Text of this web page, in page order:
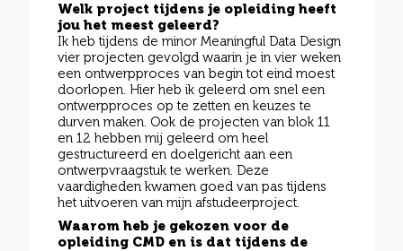
Welk project tijdens je opleiding heeft
jou het meest geleerd?
Ik heb tijdens de minor Meaningful Data Design
vier projecten gevolgd waarin je in vier weken
een ontwerpproces van begin tot eind moest
doorlopen. Hier heb ik geleerd om snel een
ontwerpproces op te zetten en keuzes te
durven maken. Ook de projecten van blok 11
en 12 hebben mij geleerd om heel
gestructureerd en doelgericht aan een
ontwerpvraagstuk te werken. Deze
vaardigheden kwamen goed van pas tijdens
het uitvoeren van mijn afstudeerproject.
Waarom heb je gekozen voor de
opleiding CMD en is dat tijdens de